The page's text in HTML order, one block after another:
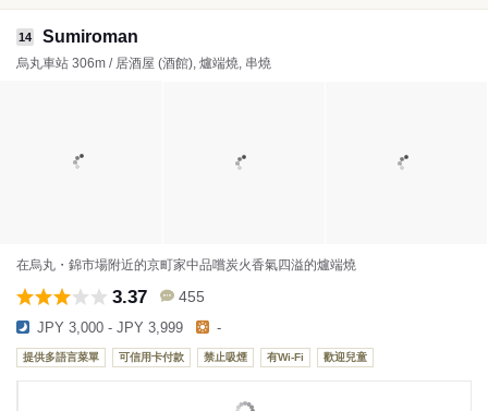
14 Sumiroman
烏丸車站 306m / 居酒屋 (酒館), 爐端燒, 串燒
在烏丸・錦市場附近的京町家中品嚐炭火香氣四溢的爐端燒
3.37 455
JPY 3,000 - JPY 3,999 -
提供多語言菜單 可信用卡付款 禁止吸煙 有Wi-Fi 歡迎兒童